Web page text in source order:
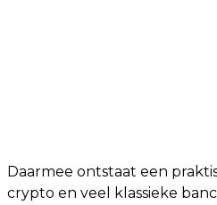
Daarmee ontstaat een
crypto en veel klassieke